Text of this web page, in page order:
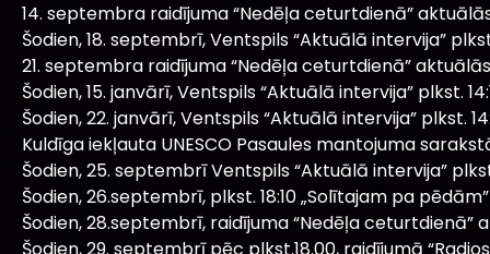
14. septembra raidījuma “Nedēļa ceturtdienā”
Šodien, 18. septembrī, Ventspils “Aktuālā intervija”
21. septembra raidījuma “Nedēļa ceturtdienā”
Šodien, 15. janvārī, Ventspils “Aktuālā intervija” plkst.
Šodien, 22. janvārī, Ventspils “Aktuālā intervija” plkst.
Kuldīga iekļauta UNESCO Pasaules mantojuma
Šodien, 25. septembrī Ventspils “Aktuālā intervija”
Šodien, 26.septembrī, plkst. 18:10 „Solītajam pa
Šodien, 28.septembrī, raidījuma “Nedēļa ceturtdienā”
Šodien, 29. septembrī pēc plkst.18.00, raidījumā